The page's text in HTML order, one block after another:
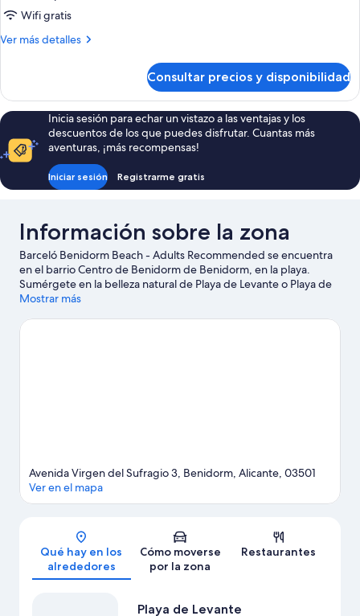
Wifi gratis
Ver más detalles
Más
Consultar precios y disponibilidad
Inicia sesión para echar un vistazo a las ventajas y los
descuentos de los que puedes disfrutar. Cuantas más
aventuras, ¡más recompensas!
Iniciar sesión Registrarme gratis
Información sobre la zona
Barceló Benidorm Beach - Adults Recommended se encuentra
en el barrio Centro de Benidorm de Benidorm, en la playa.
Sumérgete en la belleza natural de Playa de Levante o Playa de
Poniente, antes de recorrer atracciones turísticas como Parque
Festilandia también merecen la pena.
Mostrar más
Mapa
Avenida Virgen del Sufragio 3, Benidorm, Alicante, 03501
Ver en el mapa
Qué hay en los
alrededores
Cómo moverse
por la zona
Restaurantes
Playa de Levante